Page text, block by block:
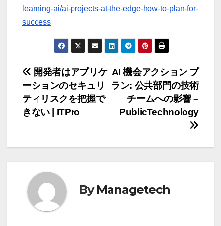
learning-ai/ai-projects-at-the-edge-how-to-plan-for-
success
投
稿
ナ
ー
シ
AI 機会アクション プ
ラン: 公共部門の技術
チームへの影響 –
PublicTechnology
開発者はアプリケ
ーションのセキュリ
ティリスクを把握で
きない | ITPro
ByManagetech